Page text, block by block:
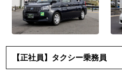
【正社員】タクシー乗務員